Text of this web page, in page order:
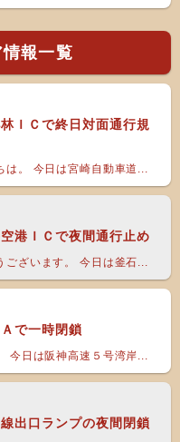
報一覧
ＩＣで終日対面通行規
は。 今日は宮崎自動車道...
港ＩＣで夜間通行止め
ございます。 今日は釜石...
で一時閉鎖
今日は阪神高速５号湾岸...
出口ランプの夜間閉鎖